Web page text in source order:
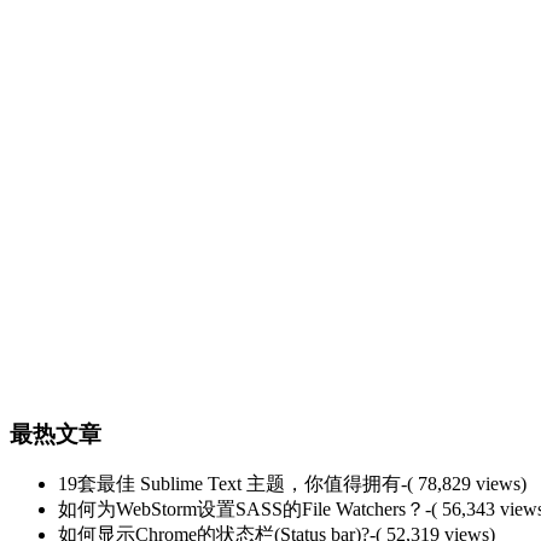
最热文章
19套最佳 Sublime Text 主题，你值得拥有-( 78,829 views)
如何为WebStorm设置SASS的File Watchers？ -( 56,343
如何显示Chrome的状态栏(Status bar)?-( 52,319 views)